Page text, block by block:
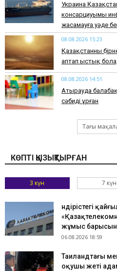
Украина
консарциуымы
жасамауға уәде
08.08.2026 15:23
Қазақстанның
аптап ыстық
08.08.2026 14:51
Атырауда
сәбиді ұрған
Тағы
КӨПТІ ҚЫЗЫҚТЫРҒАН
3 күн 7 күн
Өндірістегі
жұмыс
06.08.2026 18:59
Таиландтағы
оқушы жеті